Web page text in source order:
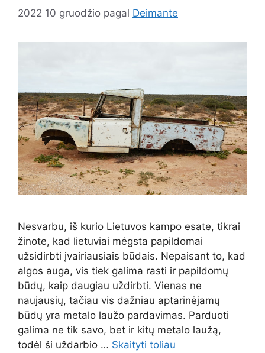
2022 10 gruodžio pagal Deimante
Nesvarbu, iš kurio Lietuvos kampo esate, tikrai
žinote, kad lietuviai mėgsta papildomai
užsidirbti įvairiausiais būdais. Nepaisant to, kad
algos auga, vis tiek galima rasti ir papildomų
būdų, kaip daugiau uždirbti. Vienas ne
naujausių, tačiau vis dažniau aptarinėjamų
būdų yra metalo laužo pardavimas. Parduoti
galima ne tik savo, bet ir kitų metalo laužą,
todėl ši uždarbio … Skaityti toliau